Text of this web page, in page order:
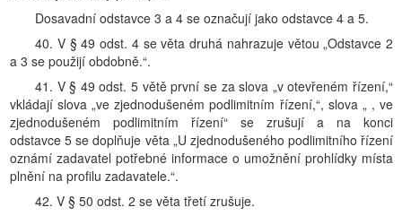
Dosavadní odstavce 3 a 4 se označují jako odstavce 4 a 5.
40. V § 49 odst. 4 se věta druhá nahrazuje větou „Odstavce 2
a 3 se použijí obdobně.“.
41. V § 49 odst. 5 větě první se za slova „v otevřeném řízení,“
vkládají slova „ve zjednodušeném podlimitním řízení,“, slova „ , ve
zjednodušeném podlimitním řízení“ se zrušují a na konci
odstavce 5 se doplňuje věta „U zjednodušeného podlimitního řízení
oznámí zadavatel potřebné informace o umožnění prohlídky místa
plnění na profilu zadavatele.“.
42. V § 50 odst. 2 se věta třetí zrušuje.